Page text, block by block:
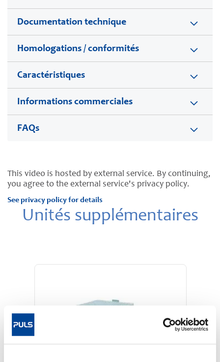
Documentation technique
Homologations / conformités
Caractéristiques
Informations commerciales
FAQs
This video is hosted by external service. By continuing,
you agree to the external service's privacy policy.
See privacy policy for details
Unités supplémentaires